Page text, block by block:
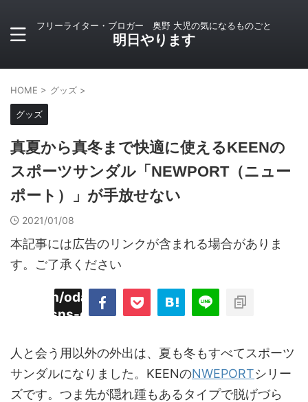
フリーライター・ブロガー 奥野 大児の気になるものごと
明日やります
HOME > グッズ >
グッズ
真夏から真冬まで快適に使えるKEENの
スポーツサンダル「NEWPORT（ニュー
ポート）」が手放せない
2021/01/08
本記事には広告のリンクが含まれる場合がありま
す。ご了承ください
odaiji.com/public_html/blog/wp-
sns-count-cache/sns-count-
人と会う用以外の外出は、夏も冬もすべてスポーツ
サンダルになりました。KEENのNWEPORTシリー
ズです。つま先が隠れ踵もあるタイプで脱げづら